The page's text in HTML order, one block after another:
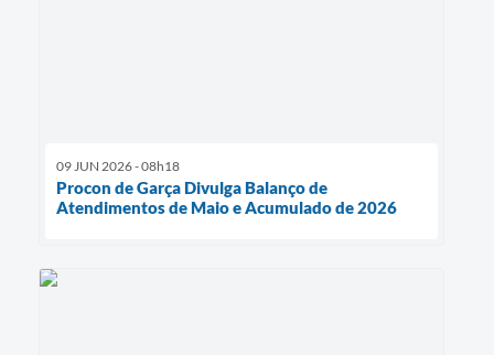
09 JUN 2026 - 08h18
Procon de Garça Divulga Balanço de
Atendimentos de Maio e Acumulado de 2026